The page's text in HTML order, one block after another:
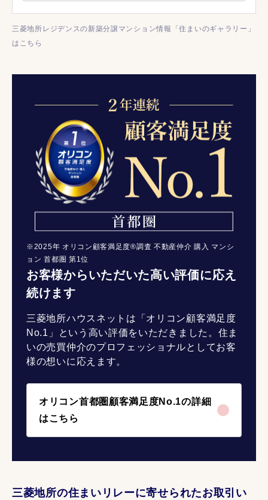
三菱地所レジデンスの新築分譲マンション情報「住まいのギャラリー」
はこちら
お客様からいただいた高い評価に応え
続けます
三菱地所ハウスネットは「オリコン顧客満足度
No.1」という高い評価をいただきました。住ま
いの売買仲介のプロフェッショナルとしてお客
様の想いに応えます。
オリコン首都圏顧客満足度No.1の詳細
はこちら
※2025年 オリコン顧客満足度®調査 不動産仲介 購入 マンシ
ョン 首都圏 第1位
三菱地所の住まいリレーに寄せられたお取引い